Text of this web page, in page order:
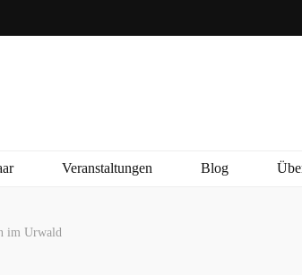
Veranstaltungen Blog
im Urwald